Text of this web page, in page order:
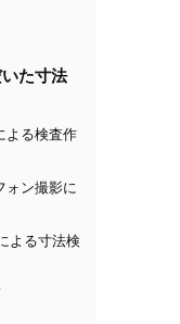
た寸法
よる検査作
ン撮影に
よる寸法検